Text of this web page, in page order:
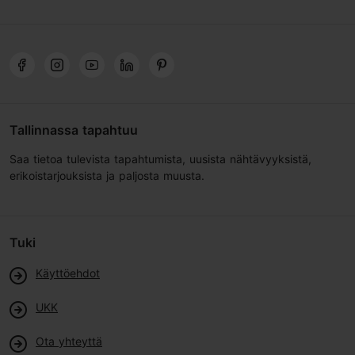
Tallinnassa tapahtuu
Saa tietoa tulevista tapahtumista, uusista nähtävyyksistä,
erikoistarjouksista ja paljosta muusta.
Tuki
Käyttöehdot
UKK
Ota yhteyttä